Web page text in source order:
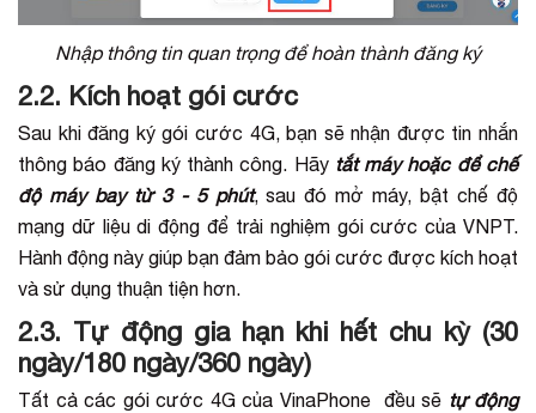
Nhập thông tin quan trọng để hoàn thành đăng ký
2.2. Kích hoạt gói cước
Sau khi đăng ký gói cước 4G, bạn sẽ nhận được tin nhắn
thông báo đăng ký thành công. Hãy tắt máy hoặc để chế
độ máy bay từ 3 - 5 phút, sau đó mở máy, bật chế độ
mạng dữ liệu di động để trải nghiệm gói cước của VNPT.
Hành động này giúp bạn đảm bảo gói cước được kích hoạt
và sử dụng thuận tiện hơn.
2.3. Tự động gia hạn khi hết chu kỳ (30
ngày/180 ngày/360 ngày)
Tất cả các gói cước 4G của VinaPhone đều sẽ tự động